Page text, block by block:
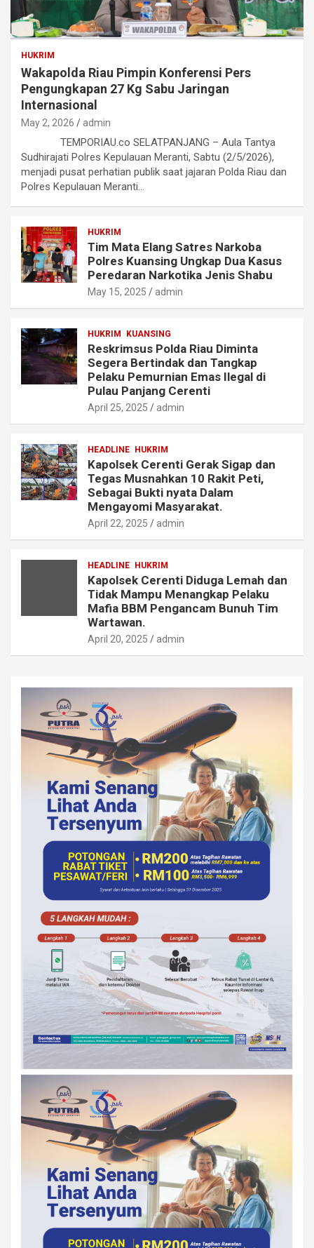
HUKRIM
Wakapolda Riau Pimpin Konferensi Pers
Pengungkapan 27 Kg Sabu Jaringan
Internasional
May 2, 2026 admin
TEMPORIAU.co SELATPANJANG – Aula Tantya
Sudhirajati Polres Kepulauan Meranti, Sabtu (2/5/2026),
menjadi pusat perhatian publik saat jajaran Polda Riau dan
Polres Kepulauan Meranti…
HUKRIM
Tim Mata Elang Satres Narkoba
Polres Kuansing Ungkap Dua Kasus
Peredaran Narkotika Jenis Shabu
May 15, 2025 admin
HUKRIM KUANSING
Reskrimsus Polda Riau Diminta
Segera Bertindak dan Tangkap
Pelaku Pemurnian Emas Ilegal di
Pulau Panjang Cerenti
April 25, 2025 admin
HEADLINE HUKRIM
Kapolsek Cerenti Gerak Sigap dan
Tegas Musnahkan 10 Rakit Peti,
Sebagai Bukti nyata Dalam
Mengayomi Masyarakat.
April 22, 2025 admin
HEADLINE HUKRIM
Kapolsek Cerenti Diduga Lemah dan
Tidak Mampu Menangkap Pelaku
Mafia BBM Pengancam Bunuh Tim
Wartawan.
April 20, 2025 admin